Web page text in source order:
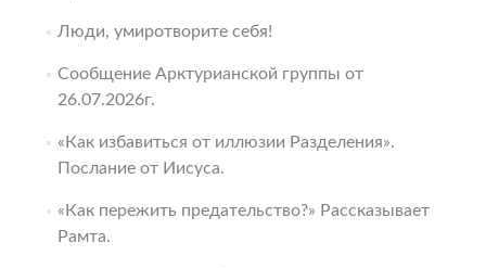
Люди, умиротворите себя!
Сообщение Арктурианской группы от
26.07.2026г.
«Как избавиться от иллюзии Разделения».
Послание от Иисуса.
«Как пережить предательство?» Рассказывает
Рамта.